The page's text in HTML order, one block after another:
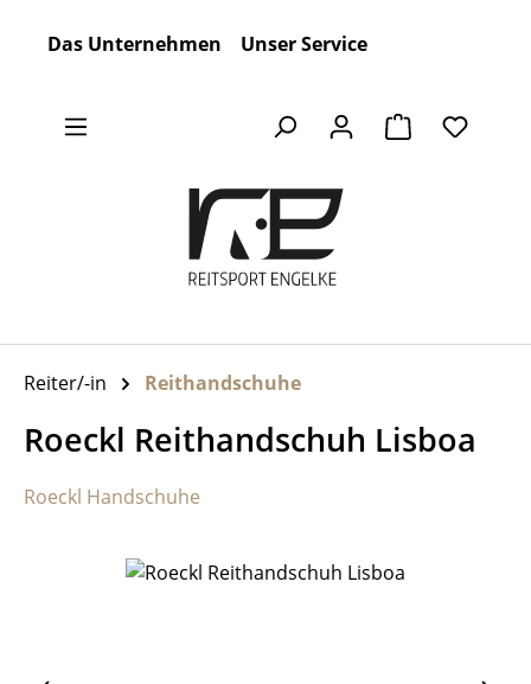
Das Unternehmen Unser Service
Warenkorb
Reiter/-in Reithandschuhe
Roeckl Reithandschuh Lisboa
Roeckl Handschuhe
Bildergalerie überspringen